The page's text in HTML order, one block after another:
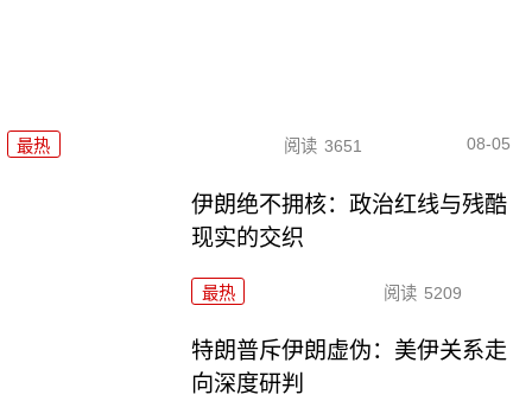
最热 阅读 3651 08-05
伊朗绝不拥核：政治红线与残酷
现实的交织
最热 阅读 5209
特朗普斥伊朗虚伪：美伊关系走
向深度研判